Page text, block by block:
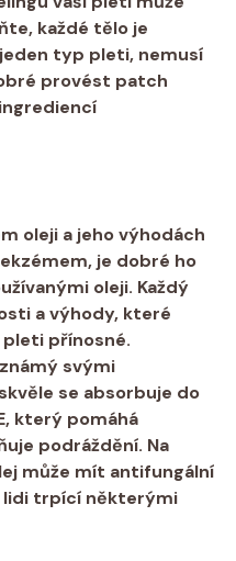
každé tělo je
typ pleti, nemusí
‌provést patch
oleji a jeho výhodách⁤
je dobré ho
oleji. Každý
a výhody, které
přínosné.​
svými
​se absorbuje⁣ do
který pomáhá
podráždění. Na
‍může ⁣mít antifungální
lidi ‍trpící některými